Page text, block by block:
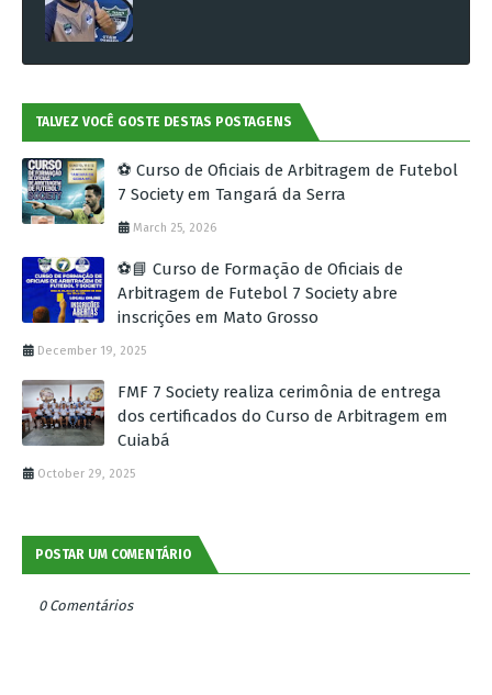
TALVEZ VOCÊ GOSTE DESTAS POSTAGENS
⚽ Curso de Oficiais de Arbitragem de Futebol
7 Society em Tangará da Serra
March 25, 2026
⚽📘 Curso de Formação de Oficiais de
Arbitragem de Futebol 7 Society abre
inscrições em Mato Grosso
December 19, 2025
FMF 7 Society realiza cerimônia de entrega
dos certificados do Curso de Arbitragem em
Cuiabá
October 29, 2025
POSTAR UM COMENTÁRIO
0 Comentários